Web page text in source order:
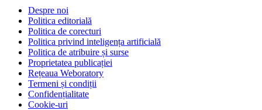
Despre noi
Politica editorială
Politica de corecturi
Politica privind inteligența artificială
Politica de atribuire și surse
Proprietatea publicației
Rețeaua Weboratory
Termeni și condiții
Confidențialitate
Cookie-uri